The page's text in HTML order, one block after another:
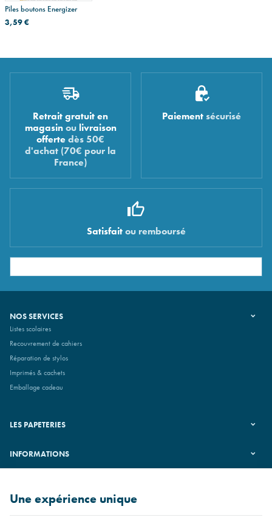
Piles boutons Energizer
3,59 €
Retrait gratuit en
magasinou livraison
offerte dès 50€
d'achat (70€ pour la
France)
Paiement sécurisé
Satisfaitou remboursé
NOS SERVICES
Listes scolaires
Recouvrement de cahiers
Réparation de stylos
Imprimés & cachets
Emballage cadeau
LES PAPETERIES
INFORMATIONS
Une expérience unique